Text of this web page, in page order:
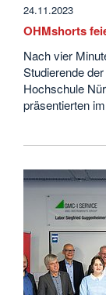
24.11.2023
OHMshorts
Nach vier
Studierende
Hochschule
präsentierten